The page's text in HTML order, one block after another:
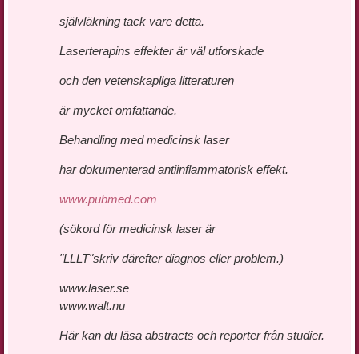
självläkning tack vare detta.
Laserterapins effekter är väl utforskade
och den vetenskapliga litteraturen
är mycket omfattande.
Behandling med medicinsk laser
har dokumenterad antiinflammatorisk effekt.
www.pubmed.com
(sökord för medicinsk laser är
"LLLT"skriv därefter diagnos eller problem.)
www.laser.se
www.walt.nu
Här kan du läsa abstracts och reporter från studier.